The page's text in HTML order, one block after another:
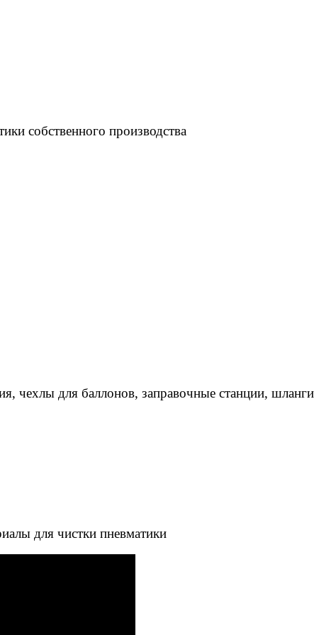
собственного производства
чехлы для баллонов, заправочные станции,
для чистки пневматики